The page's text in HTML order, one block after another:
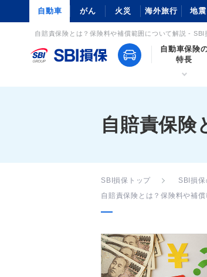
自動車 がん 火災 海外旅行 地
自賠責保険とは？保険料や補償範囲について解説 - SBI
自動車保険
特長
自賠責保険
SBI損保トップ SBI損
自賠責保険とは？保険料や補